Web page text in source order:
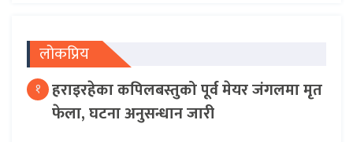
लोकप्रिय
१ हराइरहेका कपिलबस्तुको पूर्व मेयर जंगलमा मृत
फेला, घटना अनुसन्धान जारी